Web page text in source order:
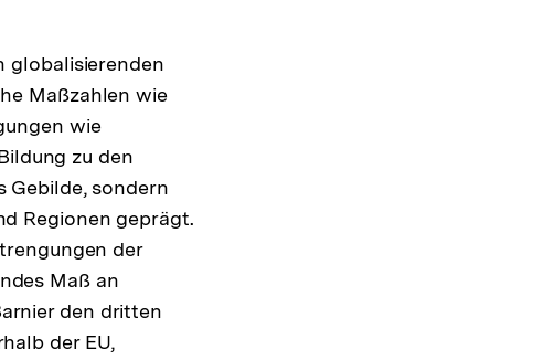
globalisierenden
Maßzahlen wie
wie
zu den
Gebilde, sondern
Regionen geprägt.
der
Maß an
den dritten
der EU,